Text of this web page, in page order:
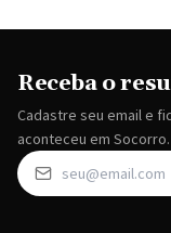
Receba o
Cadastre seu email e
aconteceu em Socorro.